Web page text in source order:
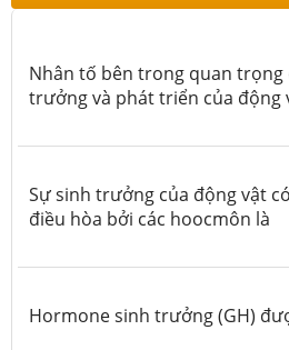
Nhân tố bên trong quan trọng
trưởng và phát triển của động
Sự sinh trưởng của động vật
điều hòa bởi các hoocmôn là
Hormone sinh trưởng (GH)